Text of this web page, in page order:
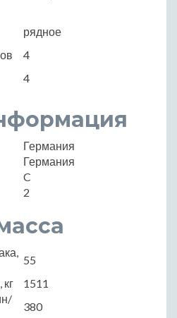
рядное
4
4
Германия
Германия
C
2
55
1511
380